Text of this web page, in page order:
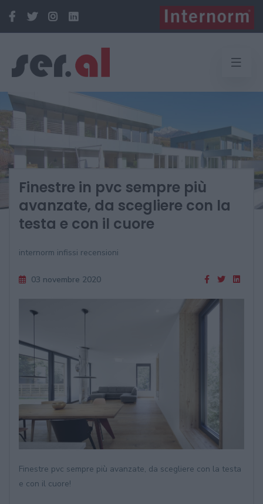
Finestre in pvc sempre più
avanzate, da scegliere con la
testa e con il cuore
internorm infissi recensioni
03 novembre 2020
Finestre pvc sempre più avanzate, da scegliere con la testa
e con il cuore!